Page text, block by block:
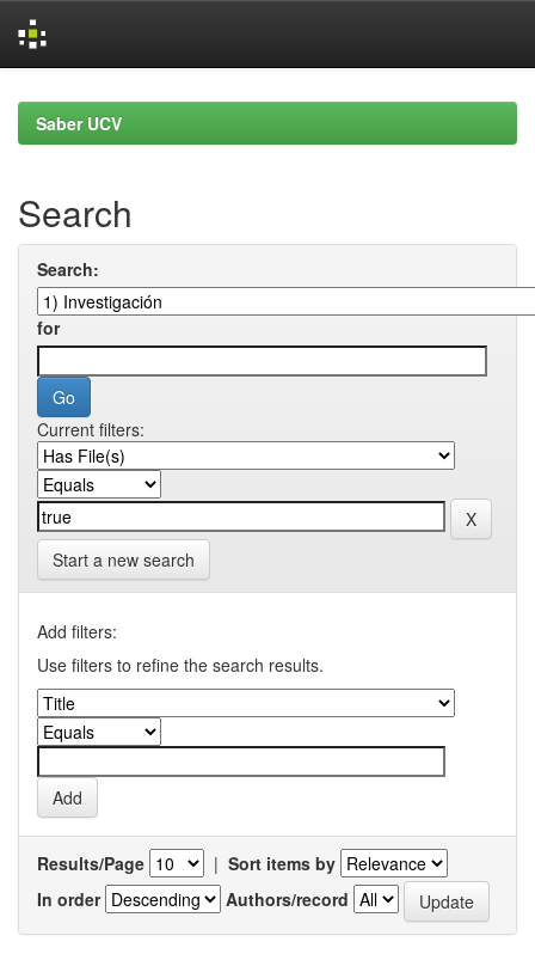
navigationSaber UCV
Search
Search:
for
Current filters:
Start a new search
Add filters:
Use filters to refine the search results.
Results/Page | Sort items by
In order
Authors/record